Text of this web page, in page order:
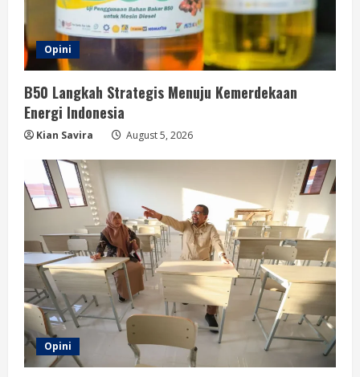
Opini
B50 Langkah Strategis Menuju Kemerdekaan
Energi Indonesia
Kian Savira August 5, 2026
Opini